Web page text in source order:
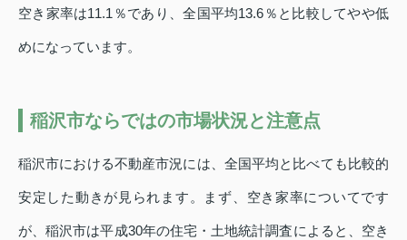
空き家率は11.1％であり、全国平均13.6％と比較してやや低
めになっています。
稲沢市ならではの市場状況と注意点
稲沢市における不動産市況には、全国平均と比べても比較的
安定した動きが見られます。まず、空き家率についてです
が、稲沢市は平成30年の住宅・土地統計調査によると、空き